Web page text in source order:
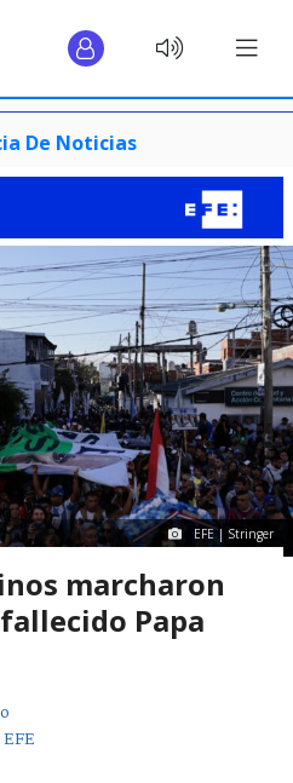
De Noticias
EFE | Stringer
marcharon
Papa